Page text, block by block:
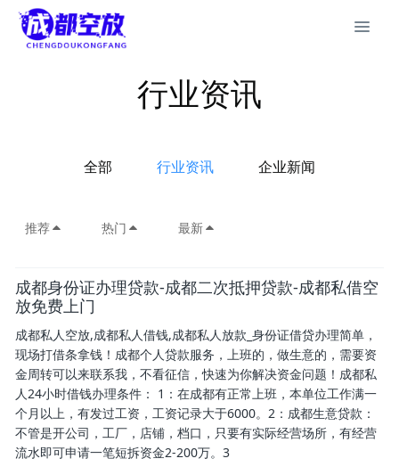
行业资讯
全部 行业资讯 企业新闻
推荐 热门 最新
成都身份证办理贷款-成都二次抵押贷款-成都私借空
放免费上门
成都私人空放,成都私人借钱,成都私人放款_身份证借贷办理简单，
现场打借条拿钱！成都个人贷款服务，上班的，做生意的，需要资
金周转可以来联系我，不看征信，快速为你解决资金问题！成都私
人24小时借钱办理条件： 1：在成都有正常上班，本单位工作满一
个月以上，有发过工资，工资记录大于6000。2：成都生意贷款：
不管是开公司，工厂，店铺，档口，只要有实际经营场所，有经营
流水即可申请一笔短拆资金2-200万。3